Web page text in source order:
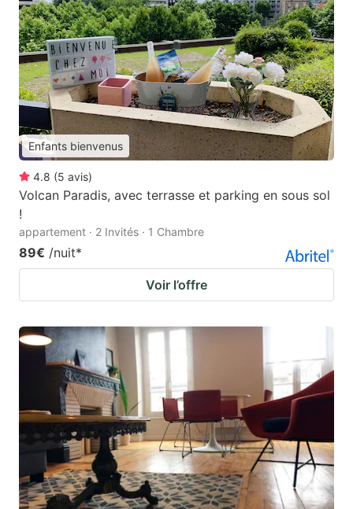
Enfants bienvenus
4.8 (5 avis)
Volcan Paradis, avec terrasse et parking en sous sol
!
appartement · 2 Invités · 1 Chambre
89€ /nuit*
Voir l’offre